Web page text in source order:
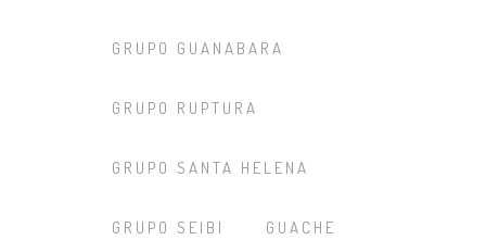
GRUPO GUANABARA
GRUPO RUPTURA
GRUPO SANTA HELENA
GRUPO SEIBI GUACHE